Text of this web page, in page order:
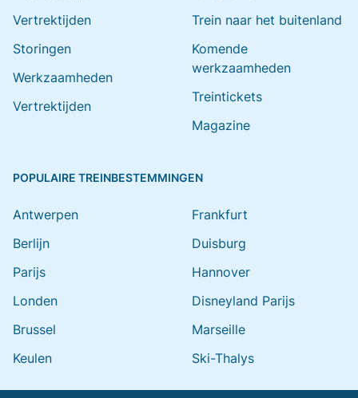
Vertrektijden
Storingen
Werkzaamheden
Vertrektijden
Trein naar het buitenland
Komende
werkzaamheden
Treintickets
Magazine
POPULAIRE TREINBESTEMMINGEN
Antwerpen
Berlijn
Parijs
Londen
Brussel
Keulen
Frankfurt
Duisburg
Hannover
Disneyland Parijs
Marseille
Ski-Thalys